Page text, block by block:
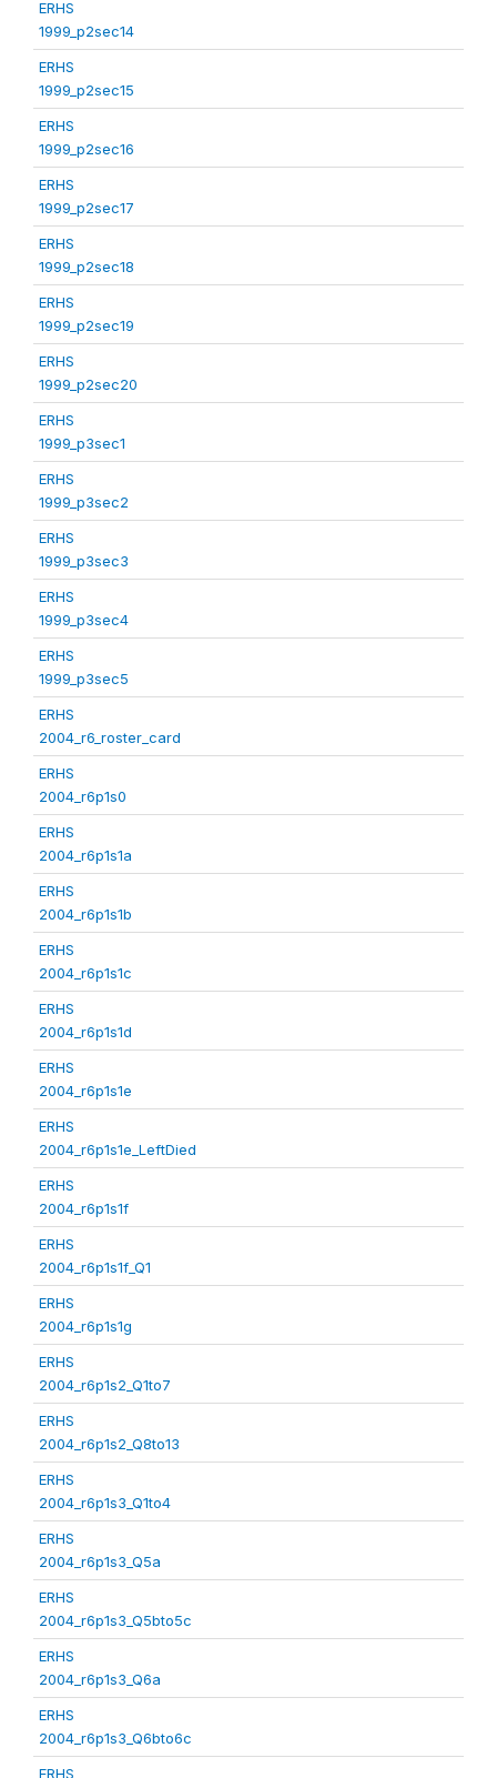
ERHS
1999_p2sec14
ERHS
1999_p2sec15
ERHS
1999_p2sec16
ERHS
1999_p2sec17
ERHS
1999_p2sec18
ERHS
1999_p2sec19
ERHS
1999_p2sec20
ERHS
1999_p3sec1
ERHS
1999_p3sec2
ERHS
1999_p3sec3
ERHS
1999_p3sec4
ERHS
1999_p3sec5
ERHS
2004_r6_roster_card
ERHS
2004_r6p1s0
ERHS
2004_r6p1s1a
ERHS
2004_r6p1s1b
ERHS
2004_r6p1s1c
ERHS
2004_r6p1s1d
ERHS
2004_r6p1s1e
ERHS
2004_r6p1s1e_LeftDied
ERHS
2004_r6p1s1f
ERHS
2004_r6p1s1f_Q1
ERHS
2004_r6p1s1g
ERHS
2004_r6p1s2_Q1to7
ERHS
2004_r6p1s2_Q8to13
ERHS
2004_r6p1s3_Q1to4
ERHS
2004_r6p1s3_Q5a
ERHS
2004_r6p1s3_Q5bto5c
ERHS
2004_r6p1s3_Q6a
ERHS
2004_r6p1s3_Q6bto6c
ERHS